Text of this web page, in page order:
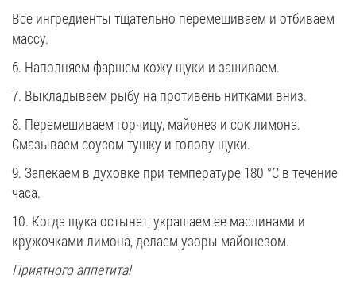
Все ингредиенты тщательно перемешиваем и отбиваем
массу.
6. Наполняем фаршем кожу щуки и зашиваем.
7. Выкладываем рыбу на противень нитками вниз.
8. Перемешиваем горчицу, майонез и сок лимона.
Смазываем соусом тушку и голову щуки.
9. Запекаем в духовке при температуре 180 °C в течение
часа.
10. Когда щука остынет, украшаем ее маслинами и
кружочками лимона, делаем узоры майонезом.
Приятного аппетита!